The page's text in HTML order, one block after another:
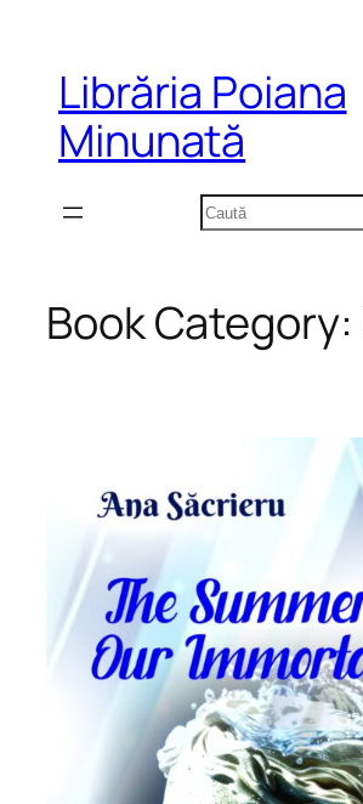
conținutLibrăria Poiana
Minunată
Caută
Book Category: